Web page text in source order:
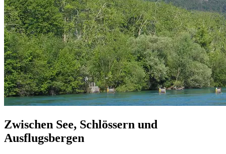
Zwischen See, Schlössern und
Ausflugsbergen